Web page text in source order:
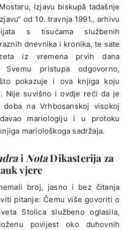
Izjavu biskupâ tadašnje
od 10. travnja 1991., arhivu
s tisućama službenih
dnevnika i kronika, te sate
iz vremena prvih dana
Svemu pristupa odgovorno,
pokazuje i ova knjiga koju
Nije suvišno i ovdje reći da je
na Vrhbosanskoj visokoj
mariologiju i u protoku
mariološkoga sadržaja.
i NotaDikasterija za
vjere
broj, jasno i bez čitanja
pitanje: Čemu više govoriti o
Stolica službeno oglasila,
povijest oko duhovnih